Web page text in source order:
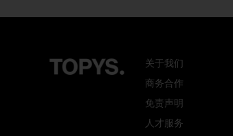
关于我们
商务合作
免责声明
人才服务